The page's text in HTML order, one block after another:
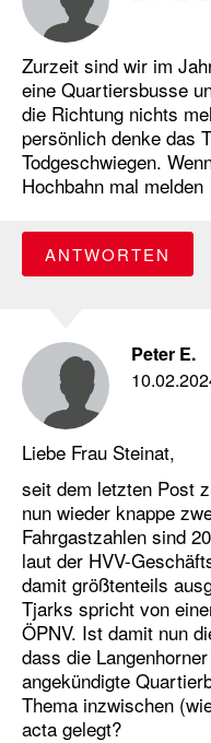
Zurzeit sind wir im
eine Quartiersbusse
die Richtung nichts
persönlich denke das
Todgeschwiegen.
Hochbahn mal melden
ANTWORTEN
Peter E.
Liebe Frau Steinat,
seit dem letzten Post
nun wieder knappe
Fahrgastzahlen sind
laut der HVV-
damit größtenteils
Tjarks spricht von
ÖPNV. Ist damit nun
dass die
angekündigte
Thema inzwischen
acta gelegt?